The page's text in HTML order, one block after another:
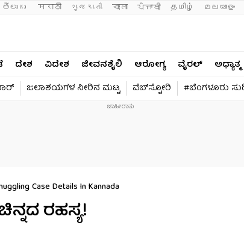
తెలుగు मराठी ગુજરાતી বাংলা ਪੰਜਾਬੀ தமிழ் മലയാളം
ದೇಶ ವಿದೇಶ ಜೀವನಶೈಲಿ ಆರೋಗ್ಯ ವೈರಲ್​ ಅಧ್ಯಾತ್ಮ
ಜಲಾಶಯಗಳ ನೀರಿನ ಮಟ್ಟ ವೆಬ್​ಸ್ಟೋರಿ #ಬೆಂಗಳೂರು
Case Details In Kannada
ರಹಸ್ಯ!